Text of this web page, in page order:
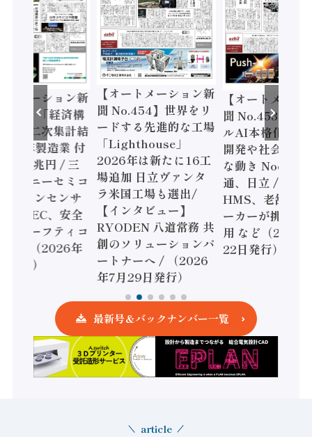
ョン新
経済構
集計結
業 付
/ 三
セミコ
ンサ
、安全
ティコ
年
【オートメーション新
聞 No.454】世界をリ
ードする先進的な工場
「Lighthouse」
2026年は新たに16工
場追加 日立ヴァンタ
ラ米国工場も選出/
【インタビュー】
RYODEN 八道常務 共
創のソリューションパ
ートナーへ / （2026
年7月29日発行）
【オートメーション新
聞 No.453】フィジカ
ルAI本格化へ 国産AI
開発や社会実装に活発
な動き Noetra、富士
通、日立 / 兵神装備 ×
HMS、老舗ポンプメ
ーカーが挑むデータ活
用 など（2026年7月
22日発行）
最新号＆バックナンバー一覧
article